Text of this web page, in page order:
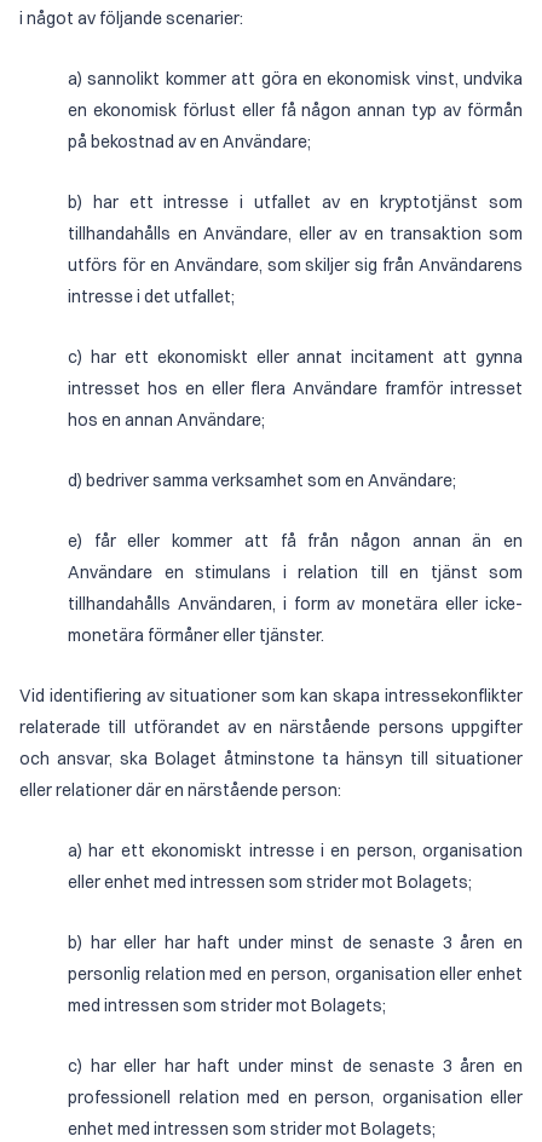
i något av följande scenarier:
a) sannolikt kommer att göra en ekonomisk vinst, undvika
en ekonomisk förlust eller få någon annan typ av förmån
på bekostnad av en Användare;
b) har ett intresse i utfallet av en kryptotjänst som
tillhandahålls en Användare, eller av en transaktion som
utförs för en Användare, som skiljer sig från Användarens
intresse i det utfallet;
c) har ett ekonomiskt eller annat incitament att gynna
intresset hos en eller flera Användare framför intresset
hos en annan Användare;
d) bedriver samma verksamhet som en Användare;
e) får eller kommer att få från någon annan än en
Användare en stimulans i relation till en tjänst som
tillhandahålls Användaren, i form av monetära eller icke-
monetära förmåner eller tjänster.
Vid identifiering av situationer som kan skapa intressekonflikter
relaterade till utförandet av en närstående persons uppgifter
och ansvar, ska Bolaget åtminstone ta hänsyn till situationer
eller relationer där en närstående person:
a) har ett ekonomiskt intresse i en person, organisation
eller enhet med intressen som strider mot Bolagets;
b) har eller har haft under minst de senaste 3 åren en
personlig relation med en person, organisation eller enhet
med intressen som strider mot Bolagets;
c) har eller har haft under minst de senaste 3 åren en
professionell relation med en person, organisation eller
enhet med intressen som strider mot Bolagets;